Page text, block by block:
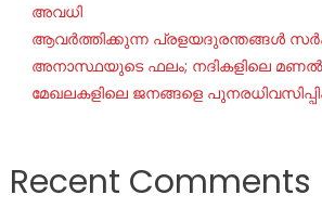
അവധി
ആവർത്തിക്കുന്ന പ്രളയദുരന്തങ്ങൾ
അനാസ്ഥയുടെ ഫലം; നദികളിലെ മണൽ
മേഖലകളിലെ ജനങ്ങളെ
Recent Comments